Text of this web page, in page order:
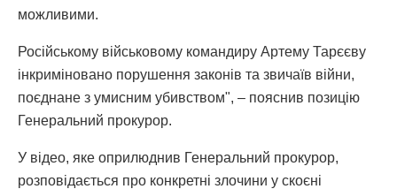
можливими.
Російському військовому командиру Артему Тарєєву
інкриміновано порушення законів та звичаїв війни,
поєднане з умисним убивством", – пояснив позицію
Генеральний прокурор.
У відео, яке оприлюднив Генеральний прокурор,
розповідається про конкретні злочини у скоєні